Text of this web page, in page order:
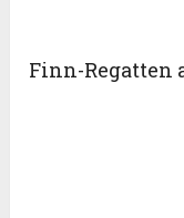
Finn-Regatten